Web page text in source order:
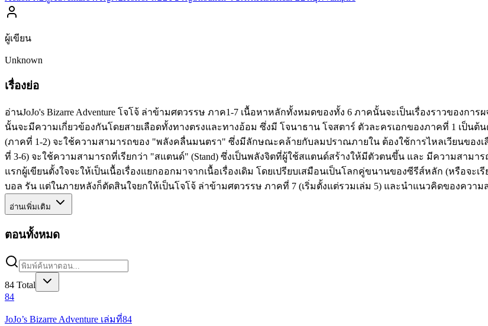
ผู้เขียน
Unknown
เรื่องย่อ
อ่านJoJo's Bizarre Adventure โจโจ้ ล่าข้ามศตวรรษ ภาค1-7 เนื้อหาหลักทั้งหมดของทั้ง 6 ภาคนั้นจะเป็นเรื่องราวของ
นั้นจะมีความเกี่ยวข้องกันโดยสายเลือดทั้งทางตรงและทางอ้อม ซึ่งมี โจนาธาน โจสตาร์ ตัวละครเอกของภาคที่ 1 เป็น
(ภาคที่ 1-2) จะใช้ความสามารถของ "พลังคลื่นมนตรา" ซึ่งมีลักษณะคล้ายกับลมปราณภายใน ต้องใช้การไหลเวียนของ
ที่ 3-6) จะใช้ความสามารถที่เรียกว่า "สแตนด์" (Stand) ซึ่งเป็นพลังจิตที่ผู้ใช้สแตนด์สร้างให้มีตัวตนขึ้น และ มีความสาม
แรกผู้เขียนตั้งใจจะให้เป็นเนื้อเรื่องแยกออกมาจากเนื้อเรื่องเดิม โดยเปรียบเสมือนเป็นโลกคู่ขนานของซีรีส์หลัก (หรือจะ
บอล รัน แต่ในภายหลังก็ตัดสินใจยกให้เป็นโจโจ้ ล่าข้ามศตวรรษ ภาคที่ 7 (เริ่มตั้งแต่รวมเล่ม 5) และนำแนวคิดของควา
อ่านเพิ่มเติม
ตอนทั้งหมด
84 Total
84
JoJo’s Bizarre Adventure เล่มที่84